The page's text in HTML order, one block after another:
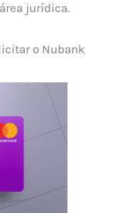
jurídica.
o Nubank